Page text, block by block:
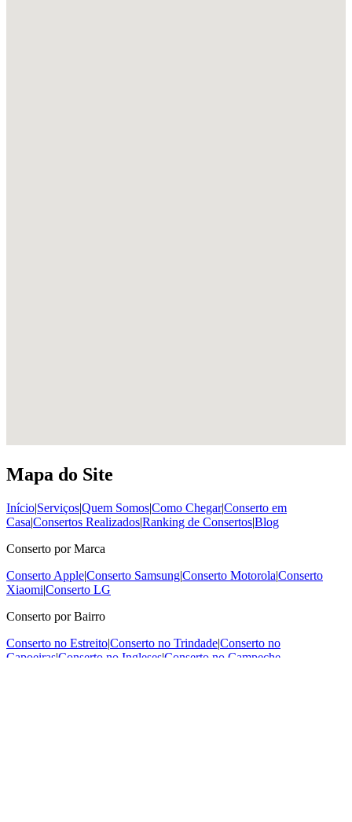
Mapa do Site
Início|Serviços|Quem Somos|Como Chegar|Conserto em
Casa|Consertos Realizados|Ranking de Consertos|Blog
Conserto por Marca
Conserto Apple|Conserto Samsung|Conserto Motorola|Conserto
Xiaomi|Conserto LG
Conserto por Bairro
Conserto no Estreito|Conserto no Trindade|Conserto no
Capoeiras|Conserto no Ingleses|Conserto no Campeche